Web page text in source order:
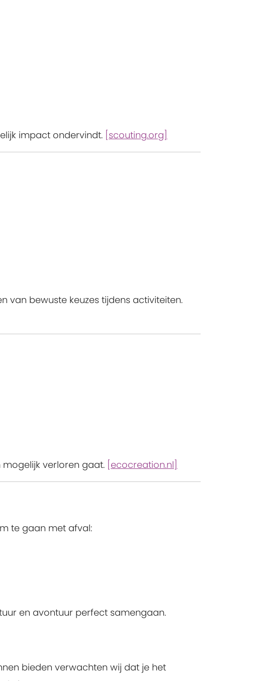
impact ondervindt. [scouting.org]
van bewuste keuzes tijdens activiteiten.
verloren gaat. [ecocreation.nl]
te gaan met afval:
en avontuur perfect samengaan.
bieden verwachten wij dat je het